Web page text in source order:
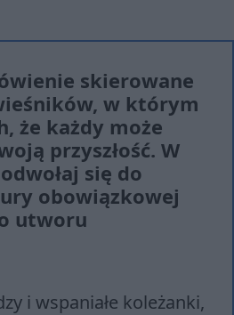
skierowane
w którym
że każdy może
przyszłość. W
się do
obowiązkowej
utworu
i wspaniałe koleżanki,